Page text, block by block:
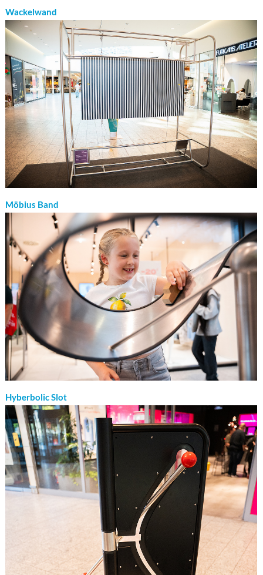
Wackelwand
Möbius Band
Hyberbolic Slot